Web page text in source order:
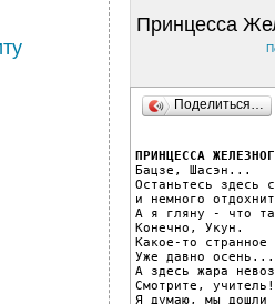
Принцесса
Поделиться…
ПРИНЦЕССА
Бацзе, Шасэн...
Останьтесь здесь
и немного
А я гляну - что
Конечно, Укун.
Какое-то странное
Уже давно осень...
А здесь жара
Смотрите, учитель!
Я думаю, мы дошли